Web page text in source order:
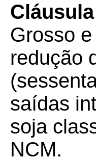
Grosso
redução
saídas
soja
NCM.